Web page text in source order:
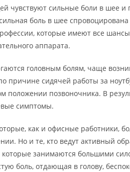
чувствуют сильные боли в шее и
боль в шее
которые имеют все
аппарата.
головным болям, чаще
причине сидячей работы за
положении позвоночника. В
симптомы.
как и офисные работники,
Но и те, кто ведут активный
занимаются большими
боль, отдающая в голову,